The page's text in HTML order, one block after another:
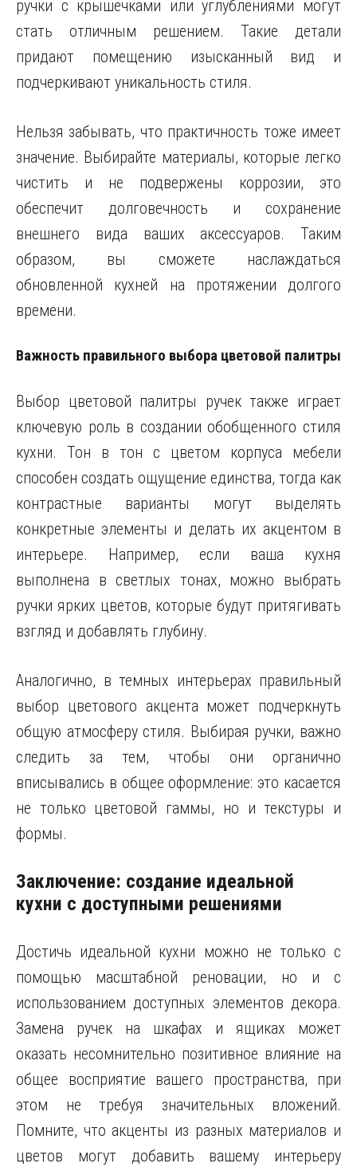
ручки с крышечками или углублениями могут
стать отличным решением. Такие детали
придают помещению изысканный вид и
подчеркивают уникальность стиля.
Нельзя забывать, что практичность тоже имеет
значение. Выбирайте материалы, которые легко
чистить и не подвержены коррозии, это
обеспечит долговечность и сохранение
внешнего вида ваших аксессуаров. Таким
образом, вы сможете наслаждаться
обновленной кухней на протяжении долгого
времени.
Важность правильного выбора цветовой палитры
Выбор цветовой палитры ручек также играет
ключевую роль в создании обобщенного стиля
кухни. Тон в тон с цветом корпуса мебели
способен создать ощущение единства, тогда как
контрастные варианты могут выделять
конкретные элементы и делать их акцентом в
интерьере. Например, если ваша кухня
выполнена в светлых тонах, можно выбрать
ручки ярких цветов, которые будут притягивать
взгляд и добавлять глубину.
Аналогично, в темных интерьерах правильный
выбор цветового акцента может подчеркнуть
общую атмосферу стиля. Выбирая ручки, важно
следить за тем, чтобы они органично
вписывались в общее оформление: это касается
не только цветовой гаммы, но и текстуры и
формы.
Заключение: создание идеальной
кухни с доступными решениями
Достичь идеальной кухни можно не только с
помощью масштабной реновации, но и с
использованием доступных элементов декора.
Замена ручек на шкафах и ящиках может
оказать несомнительно позитивное влияние на
общее восприятие вашего пространства, при
этом не требуя значительных вложений.
Помните, что акценты из разных материалов и
цветов могут добавить вашему интерьеру